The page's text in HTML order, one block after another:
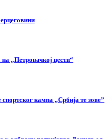
„Петровачкој цести“
кампа „Србија те зове”